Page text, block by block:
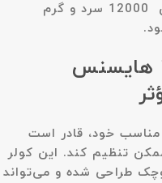
یا فضای نشیمن هستید، کولر گازی 12000 سرد و گرم
مزایای کولر گازی ۱۲۰۰۰ هایسنس
۱۲۰۰۰ با توان مناسب خود، قادر است
تنظیم کند. این کولر
طراحی شده و می‌تواند